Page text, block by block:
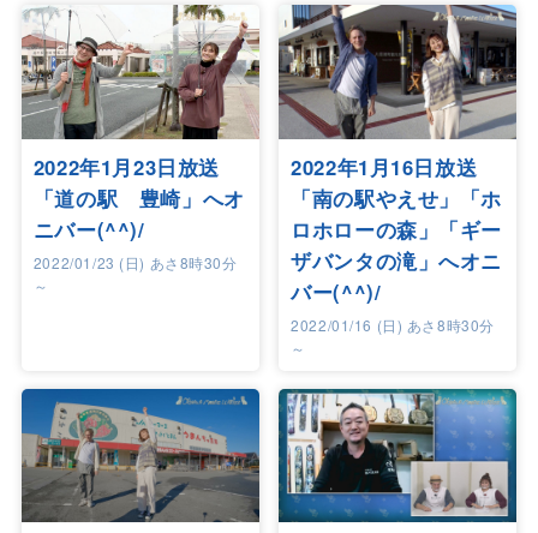
2022年1月23日放送
「道の駅 豊崎」へオ
ニバー(^^)/
2022/01/23 (日) あさ8時30分
～
2022年1月16日放送
「南の駅やえせ」「ホ
ロホローの森」「ギー
ザバンタの滝」へオニ
バー(^^)/
2022/01/16 (日) あさ8時30分
～